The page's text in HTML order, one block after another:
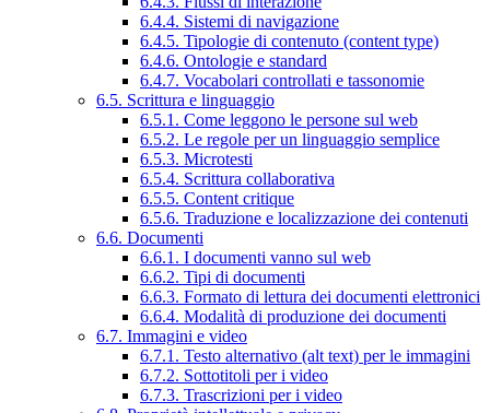
6.4.4. Sistemi di navigazione
6.4.5. Tipologie di contenuto (content type)
6.4.6. Ontologie e standard
6.4.7. Vocabolari controllati e tassonomie
6.5. Scrittura e linguaggio
6.5.1. Come leggono le persone sul web
6.5.2. Le regole per un linguaggio semplice
6.5.3. Microtesti
6.5.4. Scrittura collaborativa
6.5.5. Content critique
6.5.6. Traduzione e localizzazione dei contenuti
6.6. Documenti
6.6.1. I documenti vanno sul web
6.6.2. Tipi di documenti
6.6.3. Formato di lettura dei documenti elettronici
6.6.4. Modalità di produzione dei documenti
6.7. Immagini e video
6.7.1. Testo alternativo (alt text) per le immagini
6.7.2. Sottotitoli per i video
6.7.3. Trascrizioni per i video